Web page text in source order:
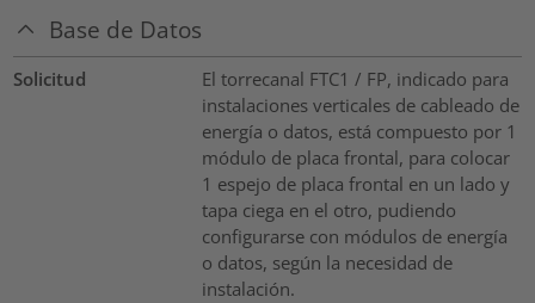
Base de Datos
Solicitud
El torrecanal FTC1 / FP, indicado para
instalaciones verticales de cableado de
energía o datos, está compuesto por 1
módulo de placa frontal, para colocar
1 espejo de placa frontal en un lado y
tapa ciega en el otro, pudiendo
configurarse con módulos de energía
o datos, según la necesidad de
instalación.